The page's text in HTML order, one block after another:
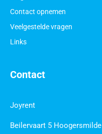
Contact
Joyrent
Beilervaart 5 Hoogersmilde
Contact opnemen
Veelgestelde vragen
Links